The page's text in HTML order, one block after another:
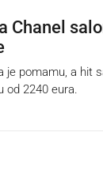
Chanel
je pomamu, a hit
od 2240 eura.